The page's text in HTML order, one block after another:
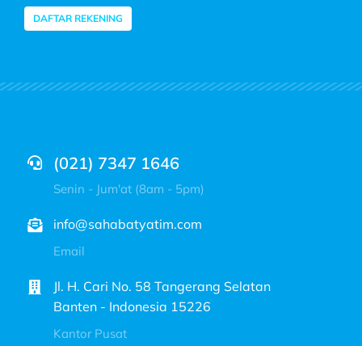
DAFTAR REKENING
(021) 7347 1646
Senin - Jum'at (8am - 5pm)
info@sahabatyatim.com
Email
Jl. H. Cari No. 58 Tangerang Selatan
Banten - Indonesia 15226
Kantor Pusat